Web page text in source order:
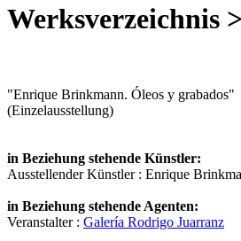
Werksverzeichnis
"Enrique Brinkmann. Óleos y grabados"
(Einzelausstellung)
in Beziehung stehende Künstler:
Ausstellender Künstler : Enrique
in Beziehung stehende Agenten:
Veranstalter : Galería Rodrigo Juarranz